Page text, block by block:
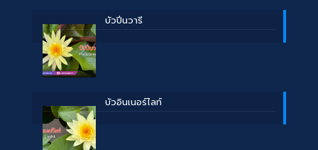
บัวปิ่นวารี
บัวอินเนอร์ไลท์